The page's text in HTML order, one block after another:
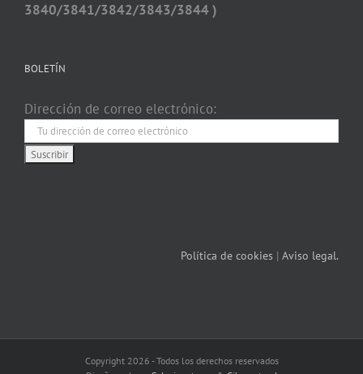
3840/3841/3842/3843/3844 )
BOLETÍN
Dirección de correo electrónico:
Política de cookies | Aviso legal.
Copyright 2026 - Todos los derechos reservados